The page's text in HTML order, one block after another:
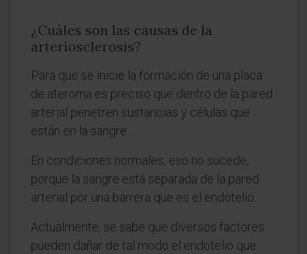
¿Cuáles son las causas de la
arteriosclerosis?
Para que se inicie la formación de una placa
de ateroma es preciso que dentro de la pared
arterial penetren sustancias y células que
están en la sangre.
En condiciones normales, eso no sucede,
porque la sangre está separada de la pared
arterial por una barrera que es el endotelio.
Actualmente, se sabe que diversos factores
pueden dañar de tal modo el endotelio que